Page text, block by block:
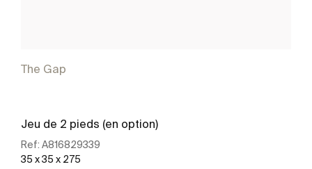
The Gap
Jeu de 2 pieds (en option)
Ref: A816829339
35 x 35 x 275